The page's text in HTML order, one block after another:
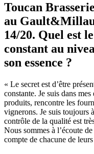
Toucan
au
14/20. Quel est
constant au
son essence ?
« Le secret est d’être
constante. Je suis dans
produits, rencontre les
vignerons. Je suis toujours
contrôle de la qualité est
Nous sommes à l’écoute
compte de chacune de